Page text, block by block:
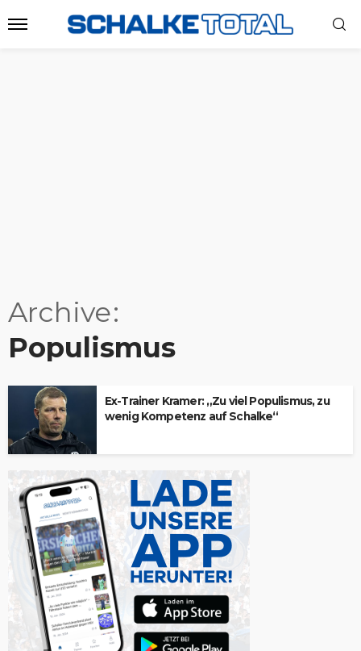
Archive
Populismus
Ex-Trainer Kramer: „Zu viel Populismus, zu
wenig Kompetenz auf Schalke“